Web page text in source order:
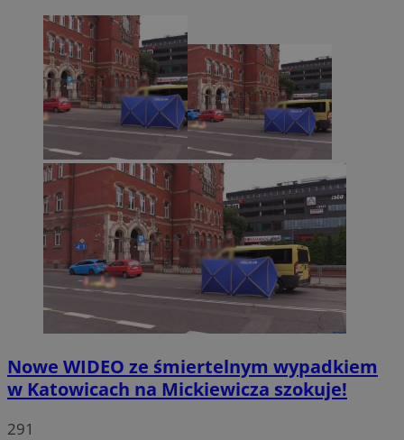
Nowe WIDEO ze śmiertelnym wypadkiem
w Katowicach na Mickiewicza szokuje!
291